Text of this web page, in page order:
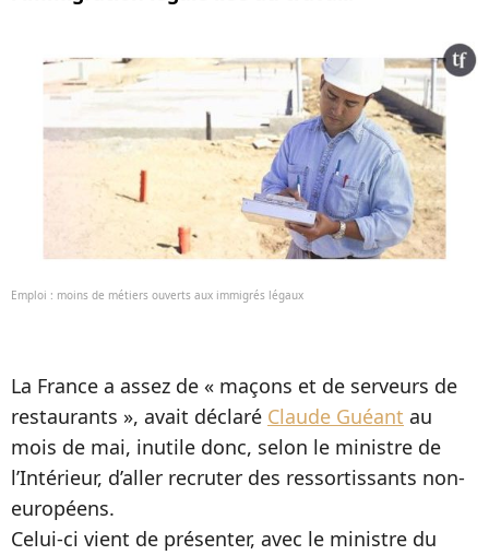
Emploi : moins de métiers ouverts aux immigrés légaux
La France a assez de « maçons et de serveurs de
restaurants », avait déclaré Claude Guéant au
mois de mai, inutile donc, selon le ministre de
l’Intérieur, d’aller recruter des ressortissants non-
européens.
Celui-ci vient de présenter, avec le ministre du